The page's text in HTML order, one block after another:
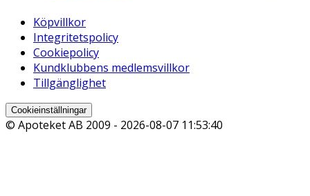
Köpvillkor
Integritetspolicy
Cookiepolicy
Kundklubbens medlemsvillkor
Tillgänglighet
Cookieinställningar
© Apoteket AB 2009 - 2026-08-07 11:53:40